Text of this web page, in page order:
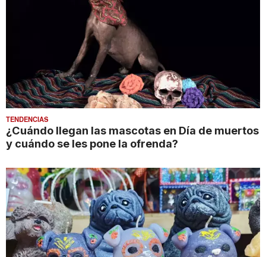
TENDENCIAS
¿Cuándo llegan las mascotas en Día de muertos
y cuándo se les pone la ofrenda?